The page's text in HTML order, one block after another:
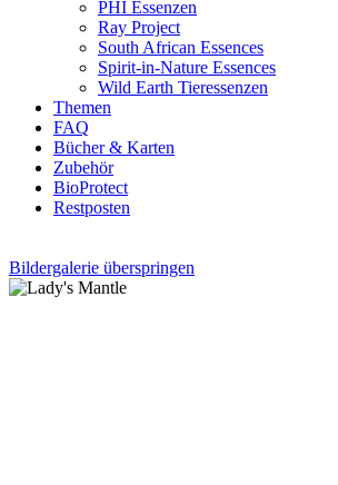
PHI Essenzen
Ray Project
South African Essences
Spirit-in-Nature Essences
Wild Earth Tieressenzen
Themen
FAQ
Bücher & Karten
Zubehör
BioProtect
Restposten
Bildergalerie überspringen